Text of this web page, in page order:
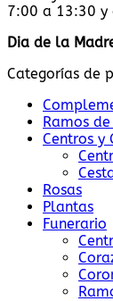
7:00 a 13:30 y
Dia de la
Categorías de
Ramos
Centros y
Rosas
Plantas
Funerario